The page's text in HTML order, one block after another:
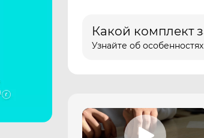
Какой комплект
Узнайте об